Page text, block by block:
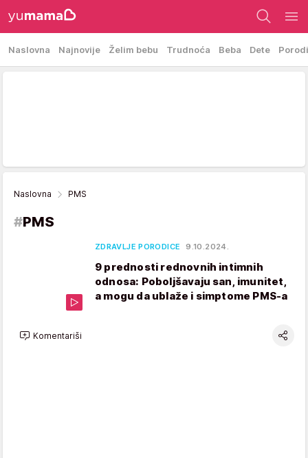
Naslovna Najnovije Želim bebu Trudnoća Beba Dete
Naslovna PMS
#PMS
ZDRAVLJE PORODICE 9.10.2024.
9 prednosti rednovnih intimnih
odnosa: Poboljšavaju san, imunitet,
a mogu da ublaže i simptome PMS-a
Komentariši